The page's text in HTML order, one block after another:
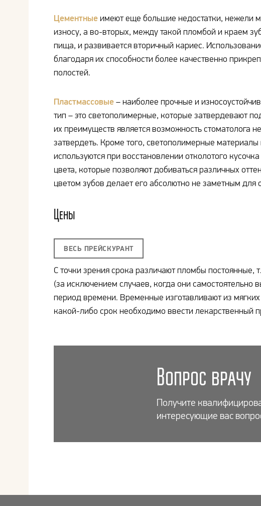
Цементные имеют еще большие недостатки, нежели
износу, а во-вторых, между такой пломбой и краем
пища, и развивается вторичный кариес.
благодаря их способности более качественно
полостей.
Пластмассовые – наиболее прочные и
тип – это светополимерные, которые затвердевают
их преимуществ является возможность стоматолога
затвердеть. Кроме того, светополимерные
используются при восстановлении отколотого
цвета, которые позволяют добиваться различных
цветом зубов делает его абсолютно не заметным
Цены
ВЕСЬ ПРЕЙСКУРАНТ
С точки зрения срока различают пломбы постоянные,
(за исключением случаев, когда они
период времени. Временные изготавливают из
какой-либо срок необходимо ввести лекарственный
Вопрос врачу
Получите
интересующие вас